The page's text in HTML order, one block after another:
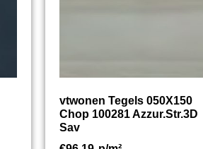
vtwonen Tegels 050X150
Chop 100281 Azzur.Str.3D
Sav